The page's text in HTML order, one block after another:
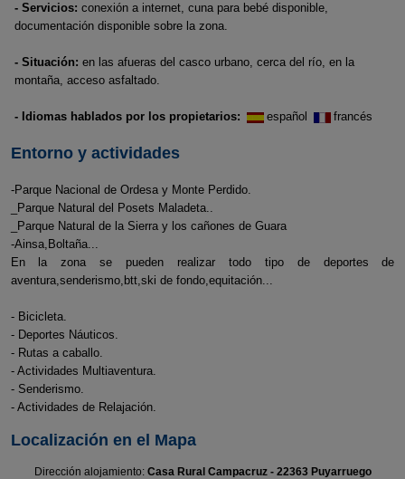
- Servicios: conexión a internet, cuna para bebé disponible,
documentación disponible sobre la zona.
- Situación: en las afueras del casco urbano, cerca del río, en la
montaña, acceso asfaltado.
- Idiomas hablados por los propietarios: español francés
Entorno y actividades
-Parque Nacional de Ordesa y Monte Perdido.
_Parque Natural del Posets Maladeta..
_Parque Natural de la Sierra y los cañones de Guara
-Ainsa,Boltaña...
En la zona se pueden realizar todo tipo de deportes de
aventura,senderismo,btt,ski de fondo,equitación...
- Bicicleta.
- Deportes Náuticos.
- Rutas a caballo.
- Actividades Multiaventura.
- Senderismo.
- Actividades de Relajación.
Localización en el Mapa
Dirección alojamiento: Casa Rural Campacruz - 22363 Puyarruego